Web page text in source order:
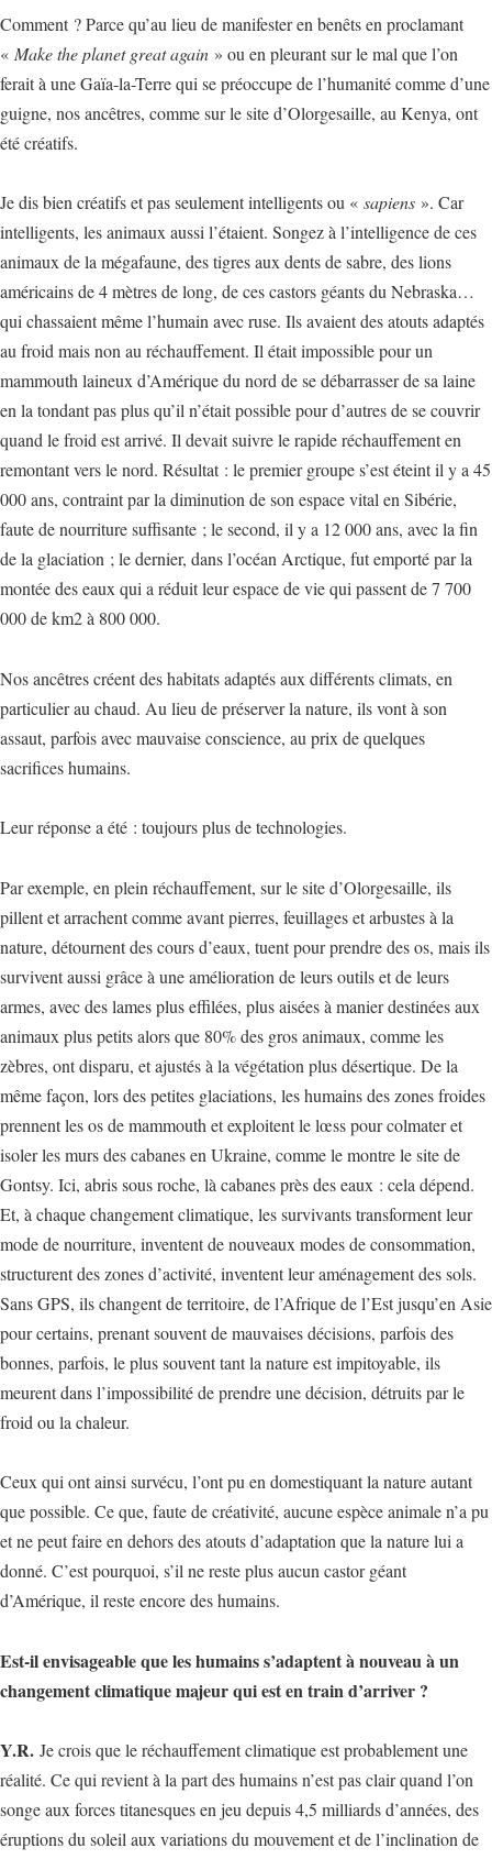
Comment ? Parce qu’au lieu de manifester en benêts en proclamant
« Make the planet great again » ou en pleurant sur le mal que l’on
ferait à une Gaïa-la-Terre qui se préoccupe de l’humanité comme d’une
guigne, nos ancêtres, comme sur le site d’Olorgesaille, au Kenya, ont
été créatifs.
Je dis bien créatifs et pas seulement intelligents ou « sapiens ». Car
intelligents, les animaux aussi l’étaient. Songez à l’intelligence de ces
animaux de la mégafaune, des tigres aux dents de sabre, des lions
américains de 4 mètres de long, de ces castors géants du Nebraska…
qui chassaient même l’humain avec ruse. Ils avaient des atouts adaptés
au froid mais non au réchauffement. Il était impossible pour un
mammouth laineux d’Amérique du nord de se débarrasser de sa laine
en la tondant pas plus qu’il n’était possible pour d’autres de se couvrir
quand le froid est arrivé. Il devait suivre le rapide réchauffement en
remontant vers le nord. Résultat : le premier groupe s’est éteint il y a 45
000 ans, contraint par la diminution de son espace vital en Sibérie,
faute de nourriture suffisante ; le second, il y a 12 000 ans, avec la fin
de la glaciation ; le dernier, dans l’océan Arctique, fut emporté par la
montée des eaux qui a réduit leur espace de vie qui passent de 7 700
000 de km2 à 800 000.
Nos ancêtres créent des habitats adaptés aux différents climats, en
particulier au chaud. Au lieu de préserver la nature, ils vont à son
assaut, parfois avec mauvaise conscience, au prix de quelques
sacrifices humains.
Leur réponse a été : toujours plus de technologies.
Par exemple, en plein réchauffement, sur le site d’Olorgesaille, ils
pillent et arrachent comme avant pierres, feuillages et arbustes à la
nature, détournent des cours d’eaux, tuent pour prendre des os, mais ils
survivent aussi grâce à une amélioration de leurs outils et de leurs
armes, avec des lames plus effilées, plus aisées à manier destinées aux
animaux plus petits alors que 80% des gros animaux, comme les
zèbres, ont disparu, et ajustés à la végétation plus désertique. De la
même façon, lors des petites glaciations, les humains des zones froides
prennent les os de mammouth et exploitent le lœss pour colmater et
isoler les murs des cabanes en Ukraine, comme le montre le site de
Gontsy. Ici, abris sous roche, là cabanes près des eaux : cela dépend.
Et, à chaque changement climatique, les survivants transforment leur
mode de nourriture, inventent de nouveaux modes de consommation,
structurent des zones d’activité, inventent leur aménagement des sols.
Sans GPS, ils changent de territoire, de l’Afrique de l’Est jusqu’en Asie
pour certains, prenant souvent de mauvaises décisions, parfois des
bonnes, parfois, le plus souvent tant la nature est impitoyable, ils
meurent dans l’impossibilité de prendre une décision, détruits par le
froid ou la chaleur.
Ceux qui ont ainsi survécu, l’ont pu en domestiquant la nature autant
que possible. Ce que, faute de créativité, aucune espèce animale n’a pu
et ne peut faire en dehors des atouts d’adaptation que la nature lui a
donné. C’est pourquoi, s’il ne reste plus aucun castor géant
d’Amérique, il reste encore des humains.
Est-il envisageable que les humains s’adaptent à nouveau à un
changement climatique majeur qui est en train d’arriver ?
Y.R. Je crois que le réchauffement climatique est probablement une
réalité. Ce qui revient à la part des humains n’est pas clair quand l’on
songe aux forces titanesques en jeu depuis 4,5 milliards d’années, des
éruptions du soleil aux variations du mouvement et de l’inclination de